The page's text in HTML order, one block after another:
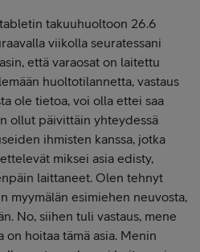
takuuhuoltoon 26.6
viikolla seuratessani
että varaosat on laitettu
huoltotilannetta, vastaus
ole tietoa, voi olla ettei saa
ollut päivittäin yhteydessä
ihmisten kanssa, jotka
miksei asia edisty,
laittaneet. Olen tehnyt
myymälän esimiehen neuvosta,
No, siihen tuli vastaus, mene
on hoitaa tämä asia. Menin